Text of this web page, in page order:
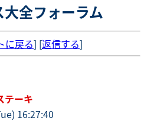
大全フォーラム
に戻る] [返信する]
テーキ
16:27:40